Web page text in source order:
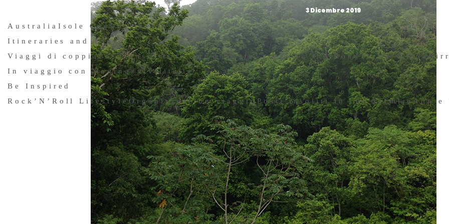
3 Dicembre 2019
Australia Isole CookPolinesia
Itineraries and Tours
Viaggi di coppiaPosti insoliti in cui dormireViaggi on the RoadTerme & Spa
In viaggio con Manina#vivilitalia
Be Inspired
Rock’N’Roll LifestyleOrganizzare un viaggioPosti insoliti in cui dormireApp e